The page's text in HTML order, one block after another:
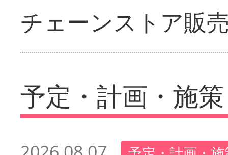
チェーンストア販
予定・計画・施策